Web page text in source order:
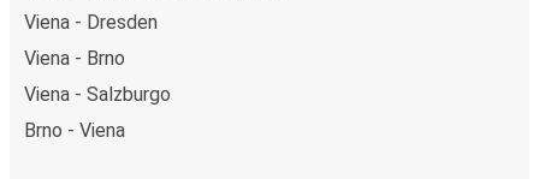
Viena - Dresden
Viena - Brno
Viena - Salzburgo
Brno - Viena